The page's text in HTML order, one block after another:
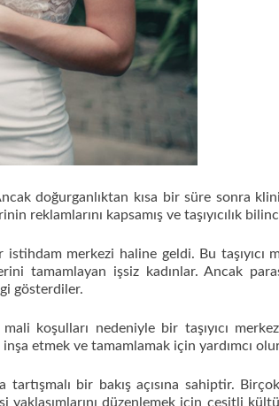
doğurganlıktan kısa bir süre sonra
reklamlarını kapsamış ve taşıyıcılık
merkezi haline geldi. Bu taşıyıcı
tamamlayan işsiz kadınlar. Ancak
gösterdiler.
koşulları nedeniyle bir taşıyıcı
etmek ve tamamlamak için yardımcı
tartışmalı bir bakış açısına sahiptir.
yaklaşımlarını düzenlemek için çeşitli